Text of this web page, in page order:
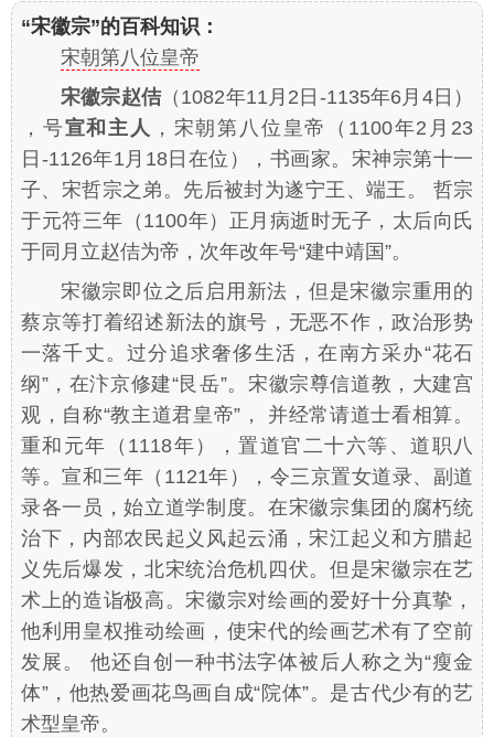
“宋徽宗”的百科知识：
宋朝第八位皇帝
宋徽宗赵佶（1082年11月2日-1135年6月4日）
，号宣和主人 ，宋朝第八位皇帝（1100年2月23
日-1126年1月18日在位），书画家。宋神宗第十一
子、宋哲宗之弟。先后被封为遂宁王、端王。 哲宗
于元符三年（1100年）正月病逝时无子，太后向氏
于同月立赵佶为帝，次年改年号“建中靖国”。
宋徽宗即位之后启用新法，但是宋徽宗重用的
蔡京等打着绍述新法的旗号，无恶不作，政治形势
一落千丈。过分追求奢侈生活，在南方采办“花石
纲”，在汴京修建“艮岳”。宋徽宗尊信道教，大建宫
观，自称“教主道君皇帝”， 并经常请道士看相算。
重和元年（1118年），置道官二十六等、道职八
等。宣和三年（1121年），令三京置女道录、副道
录各一员，始立道学制度。在宋徽宗集团的腐朽统
治下，内部农民起义风起云涌，宋江起义和方腊起
义先后爆发，北宋统治危机四伏。但是宋徽宗在艺
术上的造诣极高。宋徽宗对绘画的爱好十分真挚，
他利用皇权推动绘画，使宋代的绘画艺术有了空前
发展。 他还自创一种书法字体被后人称之为“瘦金
体”，他热爱画花鸟画自成“院体”。是古代少有的艺
术型皇帝。